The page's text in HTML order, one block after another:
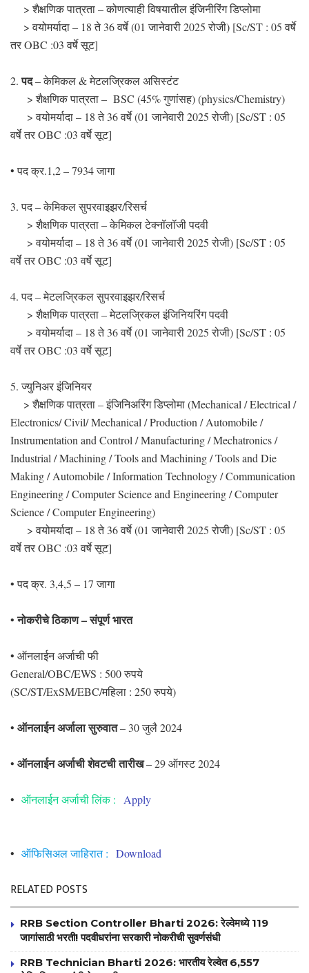
> शैक्षणिक पात्रता – कोणत्याही विषयातील इंजिनीरिंग डिप्लोमा
> वयोमर्यादा – 18 ते 36 वर्षे (01 जानेवारी 2025 रोजी) [Sc/ST : 05 वर्षे
तर OBC :03 वर्षे सूट]
2.पद– केमिकल & मेटलज्रिकल असिस्टंट
> शैक्षणिक पात्रता – BSC (45% गुणांसह) (physics/Chemistry)
> वयोमर्यादा – 18 ते 36 वर्षे (01 जानेवारी 2025 रोजी) [Sc/ST : 05
वर्षे तर OBC :03 वर्षे सूट]
• पद क्र.1,2 – 7934 जागा
3. पद – केमिकल सुपरवाइझर/रिसर्च
> शैक्षणिक पात्रता – केमिकल टेक्नॉलॉजी पदवी
> वयोमर्यादा – 18 ते 36 वर्षे (01 जानेवारी 2025 रोजी) [Sc/ST : 05
वर्षे तर OBC :03 वर्षे सूट]
4. पद – मेटलज्रिकल सुपरवाइझर/रिसर्च
> शैक्षणिक पात्रता – मेटलज्रिकल इंजिनियरिंग पदवी
> वयोमर्यादा – 18 ते 36 वर्षे (01 जानेवारी 2025 रोजी) [Sc/ST : 05
वर्षे तर OBC :03 वर्षे सूट]
5. ज्युनिअर इंजिनियर
> शैक्षणिक पात्रता – इंजिनिअरिंग डिप्लोमा (Mechanical / Electrical /
Electronics/ Civil/ Mechanical / Production / Automobile /
Instrumentation and Control / Manufacturing / Mechatronics /
Industrial / Machining / Tools and Machining / Tools and Die
Making / Automobile / Information Technology / Communication
Engineering / Computer Science and Engineering / Computer
Science / Computer Engineering)
> वयोमर्यादा – 18 ते 36 वर्षे (01 जानेवारी 2025 रोजी) [Sc/ST : 05
वर्षे तर OBC :03 वर्षे सूट]
• पद क्र. 3,4,5 – 17 जागा
•नोकरीचे ठिकाण – संपूर्ण भारत
• ऑनलाईन अर्जाची फी
General/OBC/EWS : 500 रुपये
(SC/ST/ExSM/EBC/महिला : 250 रुपये)
• ऑनलाईन अर्जाला सुरुवात– 30 जुलै 2024
• ऑनलाईन अर्जाची शेवटची तारीख– 29 ऑगस्ट 2024
• ऑनलाईन अर्जाची लिंक : Apply
• ऑफिसिअल जाहिरात : Download
RELATED POSTS
RRB Section Controller Bharti 2026: रेल्वेमध्ये 119
जागांसाठी भरती! पदवीधरांना सरकारी नोकरीची सुवर्णसंधी
RRB Technician Bharti 2026: भारतीय रेल्वेत 6,557